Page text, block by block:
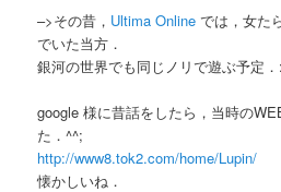
–>その昔， Ultima Online では，女た
でいた当方．
銀河の世界でも同じノリで遊ぶ予定
google 様に昔話をしたら，当時の
た．^^;
http://www8.tok2.com/home/Lupin/
懐かしいね．